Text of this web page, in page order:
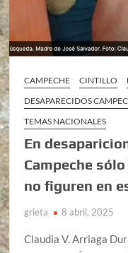
CAMPECHE CINTILLO
DESAPARECIDOS
TEMAS NACIONALES
En
Campeche
no figuren en
grieta 8 abril, 2025
Claudia V. Arriaga